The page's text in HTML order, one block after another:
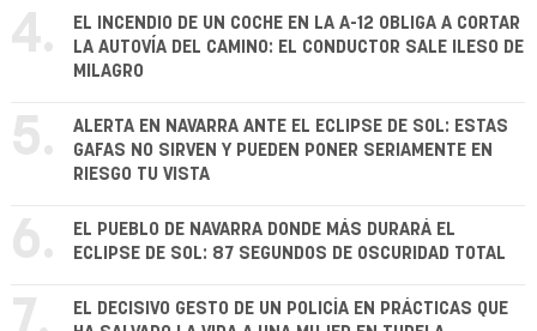
4.
EL INCENDIO DE UN COCHE EN LA A-12 OBLIGA A CORTAR
LA AUTOVÍA DEL CAMINO: EL CONDUCTOR SALE ILESO DE
MILAGRO
5.
ALERTA EN NAVARRA ANTE EL ECLIPSE DE SOL: ESTAS
GAFAS NO SIRVEN Y PUEDEN PONER SERIAMENTE EN
RIESGO TU VISTA
6.
EL PUEBLO DE NAVARRA DONDE MÁS DURARÁ EL
ECLIPSE DE SOL: 87 SEGUNDOS DE OSCURIDAD TOTAL
EL DECISIVO GESTO DE UN POLICÍA EN PRÁCTICAS QUE